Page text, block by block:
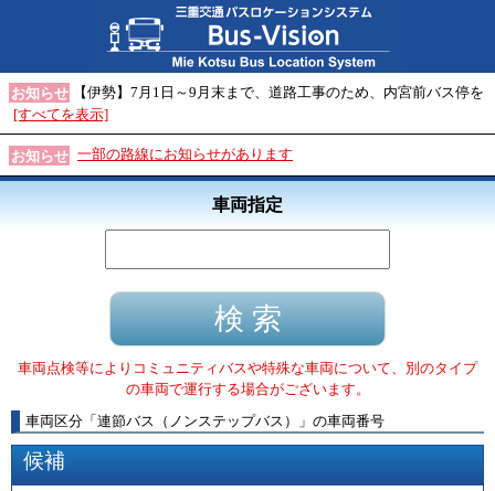
お知らせ
【伊勢】7月1日～9月末まで、道路工事のため、内宮前バス停を
[すべてを表示]
お知らせ 一部の路線にお知らせがあります
車両指定
車両点検等によりコミュニティバスや特殊な車両について、別のタイプ
の車両で運行する場合がございます。
車両区分 「 連節バス（ノンステップバス） 」 の車両番号
候補